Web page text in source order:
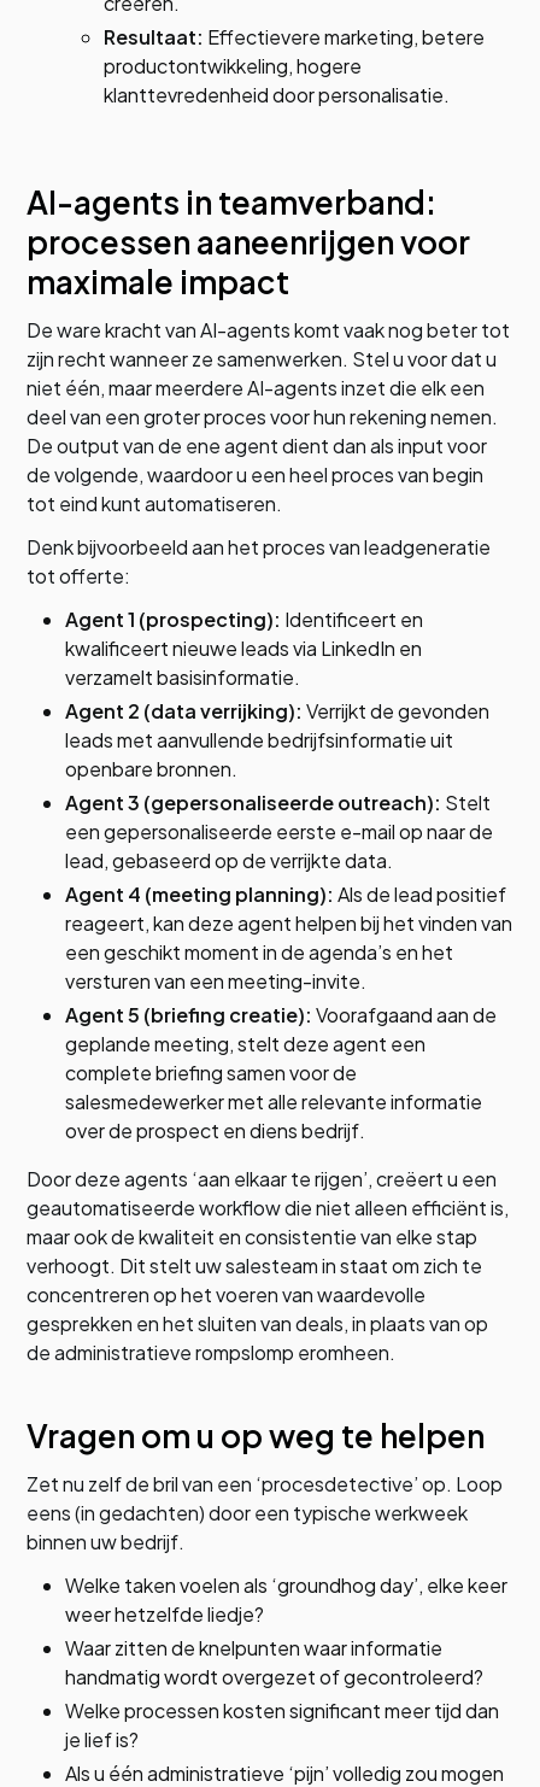
Resultaat: Effectievere marketing, betere
productontwikkeling, hogere
klanttevredenheid door personalisatie.
AI-agents in teamverband:
processen aaneenrijgen voor
maximale impact
De ware kracht van AI-agents komt vaak nog beter tot
zijn recht wanneer ze samenwerken. Stel u voor dat u
niet één, maar meerdere AI-agents inzet die elk een
deel van een groter proces voor hun rekening nemen.
De output van de ene agent dient dan als input voor
de volgende, waardoor u een heel proces van begin
tot eind kunt automatiseren.
Denk bijvoorbeeld aan het proces van leadgeneratie
tot offerte:
Agent 1 (prospecting): Identificeert en
kwalificeert nieuwe leads via LinkedIn en
verzamelt basisinformatie.
Agent 2 (data verrijking): Verrijkt de gevonden
leads met aanvullende bedrijfsinformatie uit
openbare bronnen.
Agent 3 (gepersonaliseerde outreach): Stelt
een gepersonaliseerde eerste e-mail op naar de
lead, gebaseerd op de verrijkte data.
Agent 4 (meeting planning): Als de lead positief
reageert, kan deze agent helpen bij het vinden van
een geschikt moment in de agenda’s en het
versturen van een meeting-invite.
Agent 5 (briefing creatie): Voorafgaand aan de
geplande meeting, stelt deze agent een
complete briefing samen voor de
salesmedewerker met alle relevante informatie
over de prospect en diens bedrijf.
Door deze agents ‘aan elkaar te rijgen’, creëert u een
geautomatiseerde workflow die niet alleen efficiënt is,
maar ook de kwaliteit en consistentie van elke stap
verhoogt. Dit stelt uw salesteam in staat om zich te
concentreren op het voeren van waardevolle
gesprekken en het sluiten van deals, in plaats van op
de administratieve rompslomp eromheen.
Vragen om u op weg te helpen
Zet nu zelf de bril van een ‘procesdetective’ op. Loop
eens (in gedachten) door een typische werkweek
binnen uw bedrijf.
Welke taken voelen als ‘groundhog day’, elke keer
weer hetzelfde liedje?
Waar zitten de knelpunten waar informatie
handmatig wordt overgezet of gecontroleerd?
Welke processen kosten significant meer tijd dan
je lief is?
Als u één administratieve ‘pijn’ volledig zou mogen